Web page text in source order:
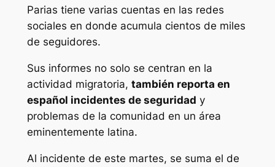
Parias tiene varias cuentas en las redes
sociales en donde acumula cientos de miles
de seguidores.
Sus informes no solo se centran en la
actividad migratoria, también reporta en
español incidentes de seguridad y
problemas de la comunidad en un área
eminentemente latina.
Al incidente de este martes, se suma el de